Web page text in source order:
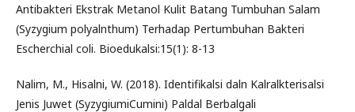
Antibakteri Ekstrak Metanol Kulit Batang Tumbuhan Salam
(Syzygium polyalnthum) Terhadap Pertumbuhan Bakteri
Escherchial coli. Bioedukalsi:15(1): 8-13
Nalim, M., Hisalni, W. (2018). Identifikalsi daln Kalralkterisalsi
Jenis Juwet (SyzygiumiCumini) Paldal Berbalgali